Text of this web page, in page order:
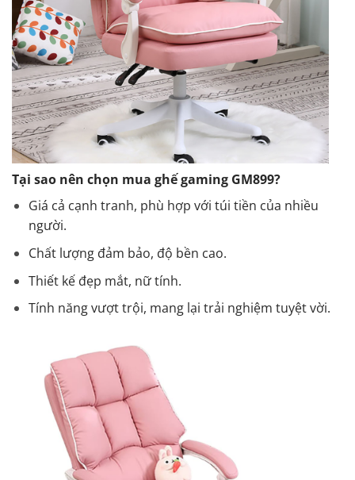
Tại sao nên chọn mua ghế gaming GM899?
Giá cả cạnh tranh, phù hợp với túi tiền của nhiều
người.
Chất lượng đảm bảo, độ bền cao.
Thiết kế đẹp mắt, nữ tính.
Tính năng vượt trội, mang lại trải nghiệm tuyệt vời.